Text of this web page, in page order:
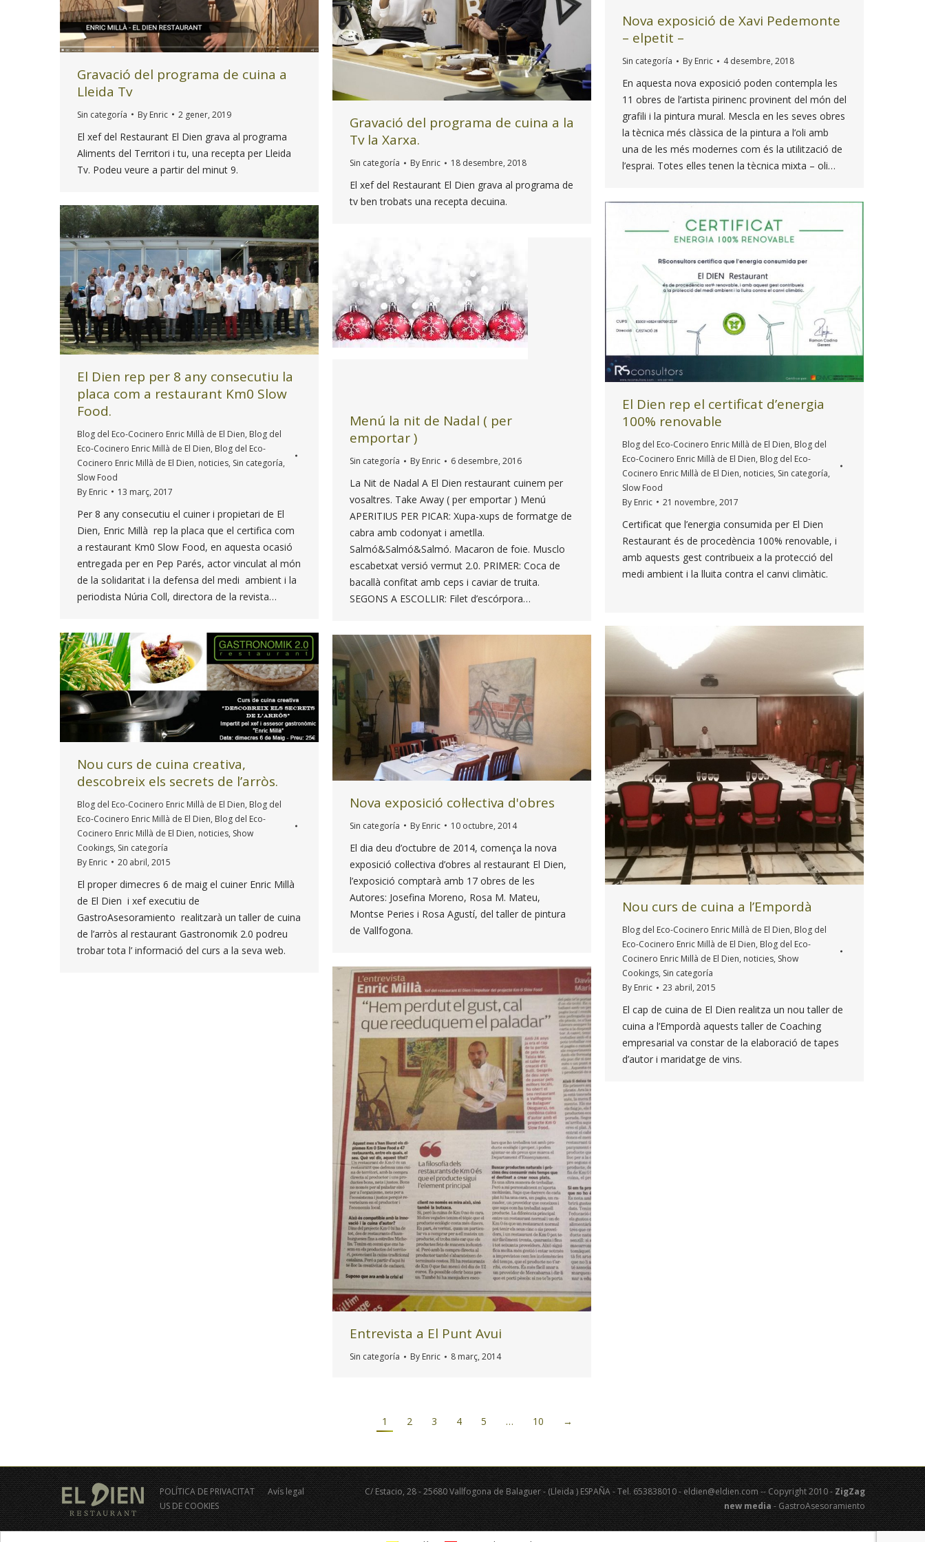
Gravació del programa de cuina a
Lleida Tv
Sin categoría By Enric 2 gener, 2019
El xef del Restaurant El Dien grava al programa
Aliments del Territori i tu, una recepta per Lleida
Tv. Podeu veure a partir del minut 9.
Gravació del programa de cuina a la
Tv la Xarxa.
Sin categoría By Enric 18 desembre, 2018
El xef del Restaurant El Dien grava al programa de
tv ben trobats una recepta decuina.
Nova exposició de Xavi Pedemonte
– elpetit –
Sin categoría By Enric 4 desembre, 2018
En aquesta nova exposició poden contempla les
11 obres de l’artista pirinenc provinent del món del
grafili i la pintura mural. Mescla en les seves obres
la tècnica més clàssica de la pintura a l’oli amb
una de les més modernes com és la utilització de
l’esprai. Totes elles tenen la tècnica mixta – oli…
El Dien rep el certificat d’energia
100% renovable
Blog del Eco-Cocinero Enric Millà de El Dien, Blog del
Eco-Cocinero Enric Millà de El Dien, Blog del Eco-
Cocinero Enric Millà de El Dien, noticies, Sin categoría,
Slow Food
By Enric 21 novembre, 2017
Certificat que l’energia consumida per El Dien
Restaurant és de procedència 100% renovable, i
amb aquests gest contribueix a la protecció del
medi ambient i la lluita contra el canvi climàtic.
El Dien rep per 8 any consecutiu la
placa com a restaurant Km0 Slow
Food.
Blog del Eco-Cocinero Enric Millà de El Dien, Blog del
Eco-Cocinero Enric Millà de El Dien, Blog del Eco-
Cocinero Enric Millà de El Dien, noticies, Sin categoría,
Slow Food
By Enric 13 març, 2017
Per 8 any consecutiu el cuiner i propietari de El
Dien, Enric Millà rep la placa que el certifica com
a restaurant Km0 Slow Food, en aquesta ocasió
entregada per en Pep Parés, actor vinculat al món
de la solidaritat i la defensa del medi ambient i la
periodista Núria Coll, directora de la revista…
Menú la nit de Nadal ( per
emportar )
Sin categoría By Enric 6 desembre, 2016
La Nit de Nadal A El Dien restaurant cuinem per
vosaltres. Take Away ( per emportar ) Menú
APERITIUS PER PICAR: Xupa-xups de formatge de
cabra amb codonyat i ametlla.
Salmó&Salmó&Salmó. Macaron de foie. Musclo
escabetxat versió vermut 2.0. PRIMER: Coca de
bacallà confitat amb ceps i caviar de truita.
SEGONS A ESCOLLIR: Filet d’escórpora…
Nou curs de cuina a l’Empordà
Blog del Eco-Cocinero Enric Millà de El Dien, Blog del
Eco-Cocinero Enric Millà de El Dien, Blog del Eco-
Cocinero Enric Millà de El Dien, noticies, Show
Cookings, Sin categoría
By Enric 23 abril, 2015
El cap de cuina de El Dien realitza un nou taller de
cuina a l’Empordà aquests taller de Coaching
empresarial va constar de la elaboració de tapes
d’autor i maridatge de vins.
Nou curs de cuina creativa,
descobreix els secrets de l’arròs.
Blog del Eco-Cocinero Enric Millà de El Dien, Blog del
Eco-Cocinero Enric Millà de El Dien, Blog del Eco-
Cocinero Enric Millà de El Dien, noticies, Show
Cookings, Sin categoría
By Enric 20 abril, 2015
El proper dimecres 6 de maig el cuiner Enric Millà
de El Dien i xef executiu de
GastroAsesoramiento realitzarà un taller de cuina
de l’arròs al restaurant Gastronomik 2.0 podreu
trobar tota l’ informació del curs a la seva web.
Nova exposició col·lectiva d'obres
Sin categoría By Enric 10 octubre, 2014
El dia deu d’octubre de 2014, comença la nova
exposició col·lectiva d’obres al restaurant El Dien,
l’exposició comptarà amb 17 obres de les
Autores: Josefina Moreno, Rosa M. Mateu,
Montse Peries i Rosa Agustí, del taller de pintura
de Vallfogona.
Entrevista a El Punt Avui
Sin categoría By Enric 8 març, 2014
1 2 3 4 5 … 10 →
POLÍTICA DE PRIVACITAT
Avís legal
US DE COOKIES
C/ Estacio, 28 - 25680 Vallfogona de Balaguer - (Lleida ) ESPAÑA - Tel. 653838010 - eldien@eldien.com -- Copyright 2010 -ZigZag
new media- GastroAsesoramiento